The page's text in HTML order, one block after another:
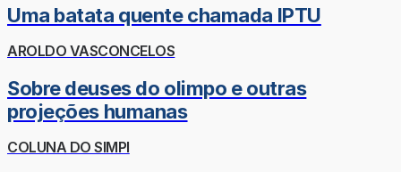
Uma batata quente chamada IPTU
AROLDO VASCONCELOS
Sobre deuses do olimpo e outras
projeções humanas
COLUNA DO SIMPI